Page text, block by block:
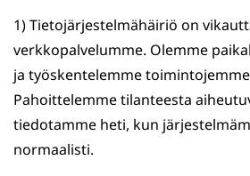
1) Tietojärjestelmähäiriö on
verkkopalvelumme. Olemme
ja työskentelemme
Pahoittelemme tilanteesta
tiedotamme heti, kun
normaalisti.